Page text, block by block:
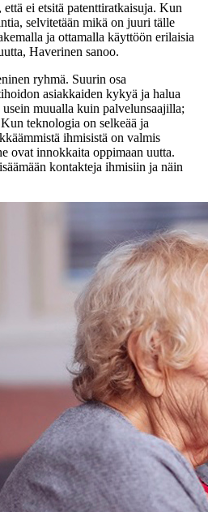
ei etsitä patenttiratkaisuja. Kun
selvitetään mikä on juuri tälle
ja ottamalla käyttöön erilaisia
Haverinen sanoo.
ryhmä. Suurin osa
asiakkaiden kykyä ja halua
muualla kuin palvelunsaajilla;
teknologia on selkeää ja
ihmisistä on valmis
ovat innokkaita oppimaan uutta.
kontakteja ihmisiin ja näin